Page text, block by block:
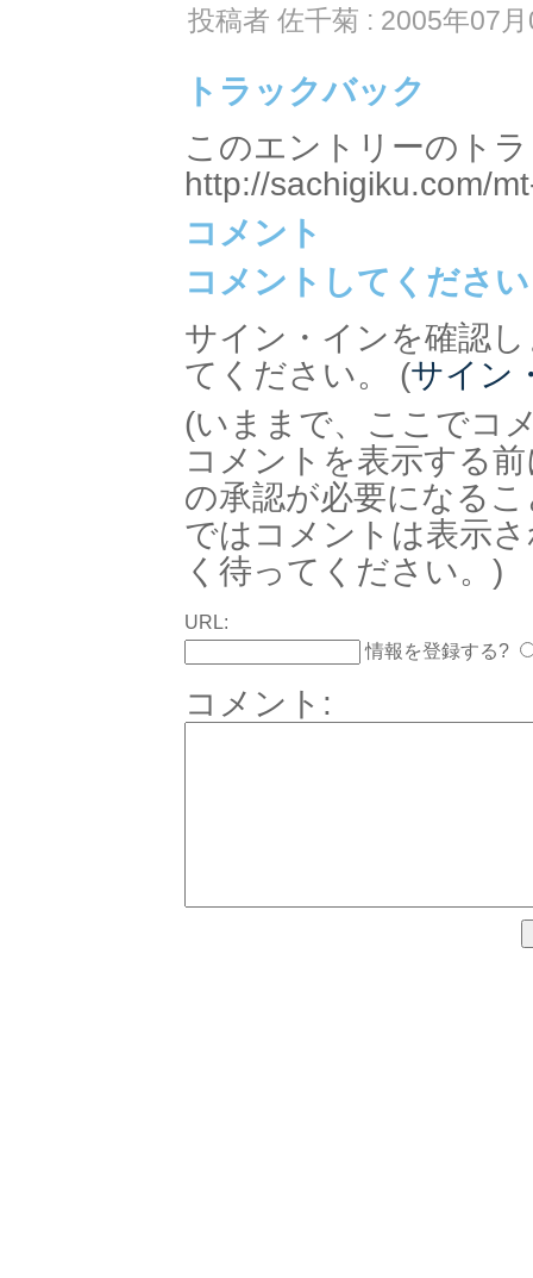
投稿者 佐千菊 : 2005年07
トラックバック
このエントリーのト
http://sachigiku.com/
コメント
コメントしてください
サイン・インを確認
てください。 (サイン
(いままで、ここでコ
コメントを表示する
の承認が必要になる
ではコメントは表示
く待ってください。)
URL:
情報を登録する?
コメント: